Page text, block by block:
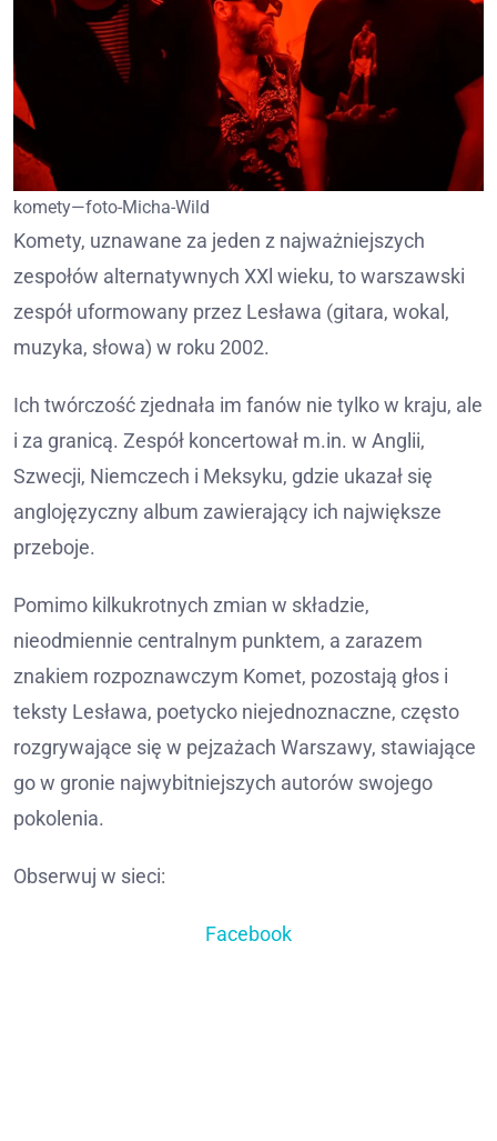
komety—foto-Micha-Wild
Komety, uznawane za jeden z najważniejszych
zespołów alternatywnych XXl wieku, to warszawski
zespół uformowany przez Lesława (gitara, wokal,
muzyka, słowa) w roku 2002.
Ich twórczość zjednała im fanów nie tylko w kraju, ale
i za granicą. Zespół koncertował m.in. w Anglii,
Szwecji, Niemczech i Meksyku, gdzie ukazał się
anglojęzyczny album zawierający ich największe
przeboje.
Pomimo kilkukrotnych zmian w składzie,
nieodmiennie centralnym punktem, a zarazem
znakiem rozpoznawczym Komet, pozostają głos i
teksty Lesława, poetycko niejednoznaczne, często
rozgrywające się w pejzażach Warszawy, stawiające
go w gronie najwybitniejszych autorów swojego
pokolenia.
Obserwuj w sieci:
Facebook